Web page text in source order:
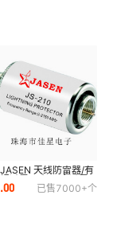
天线防雷器/有
视避雷器 机顶盒避雷
210
.00 已售7000+个